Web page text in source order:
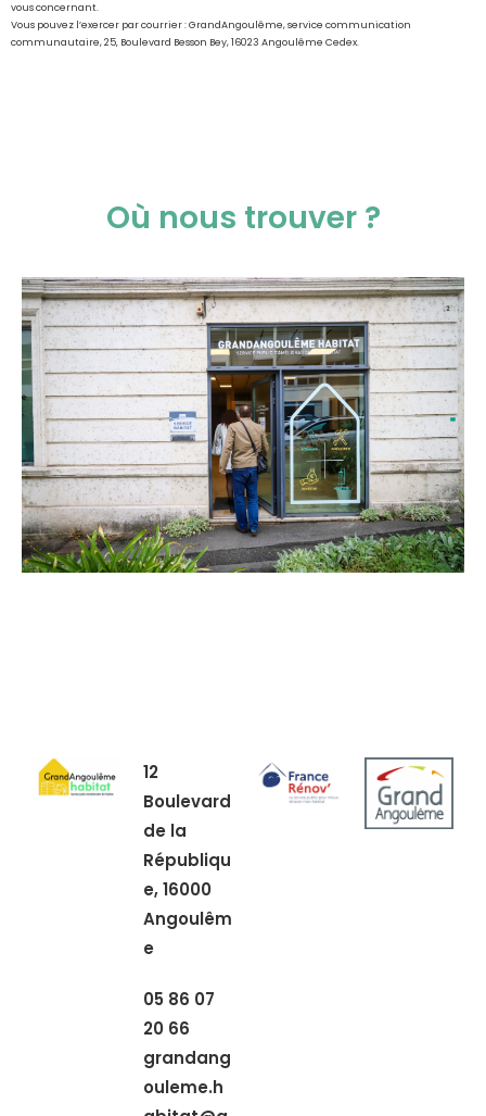
vous concernant.
Vous pouvez l’exercer par courrier : GrandAngoulême, service communication
communautaire, 25‚ Boulevard Besson Bey, 16023 Angoulême Cedex.
Où nous trouver ?
12
Boulevard
de la
Républiqu
e,16000
Angoulêm
e
05 86 07
20 66
grandang
ouleme.h